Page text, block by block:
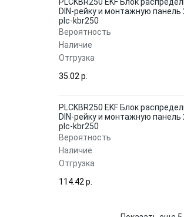
DIN-рейку и монтажную панель
plc-kbr250
Вероятность
Наличие
Отгрузка
35.02 p.
PLCKBR250 EKF Блок
DIN-рейку и монтажную панель
plc-kbr250
Вероятность
Наличие
Отгрузка
114.42 p.